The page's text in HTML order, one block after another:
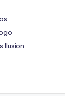
Ilusion